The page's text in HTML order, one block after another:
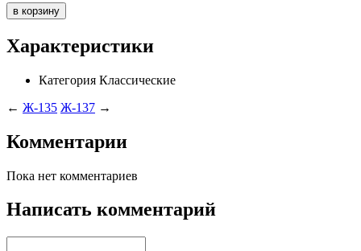
Характеристики
Категория Классические
← Ж-135 Ж-137 →
Комментарии
Пока нет комментариев
Написать комментарий